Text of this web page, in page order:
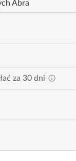
Abra
za 30 dni